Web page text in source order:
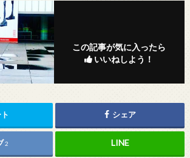
この記事が気に入ったら
いいねしよう！
シェア
2